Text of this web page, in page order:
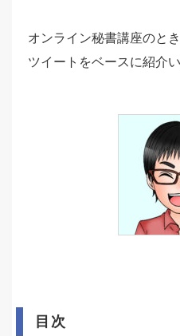
オンライン秘書講座のと
ツイートをベースに紹介
目次